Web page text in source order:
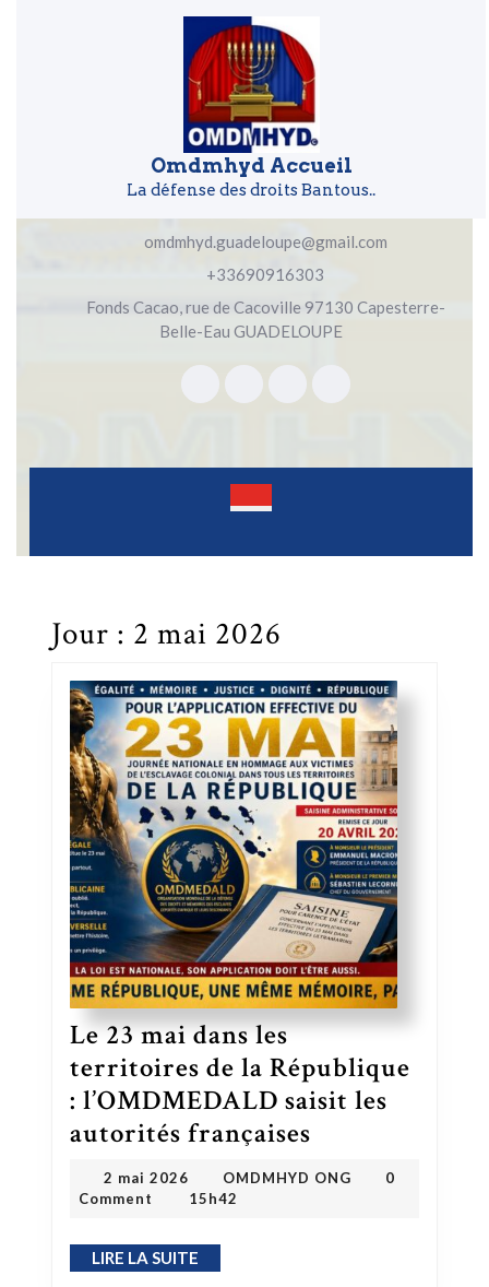
Omdmhyd Accueil
La défense des droits Bantous..
omdmhyd.guadeloupe@gmail.com
+33690916303
Fonds Cacao, rue de Cacoville 97130 Capesterre-
Belle-Eau GUADELOUPE
Jour : 2 mai 2026
Le 23 mai dans les
territoires de la République
: l’OMDMEDALD saisit les
autorités françaises
2 mai 2026 2 mai 2026OMDMHYD ONG
0
Comment
15h42
LIRE LA SUITE